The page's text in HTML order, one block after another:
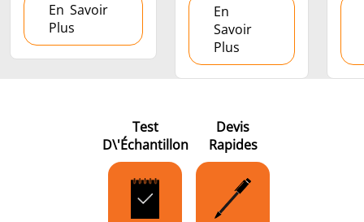
En Savoir
Plus
En
Savoir
Plus
Test
D\'échantillon
Devis
Rapides